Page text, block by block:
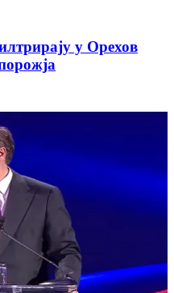
у Орехов